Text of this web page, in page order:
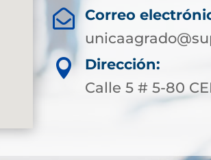

Correo

Dirección:
Calle 5 # 5-80